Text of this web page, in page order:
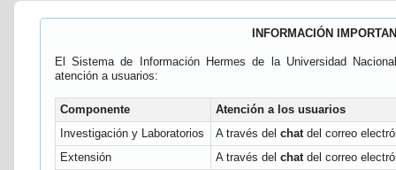
INFORMACIÓN
El Sistema de Información Hermes de la Universidad
atención a usuarios:
Componente
Atención a los usuarios
Investigación y Laboratorios
A través del chatdel correo
Extensión
A través del chatdel correo